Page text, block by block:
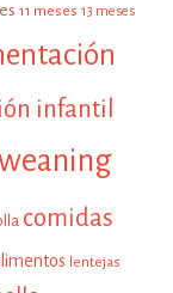
11 meses 13 meses
infantil
comidas
lentejas